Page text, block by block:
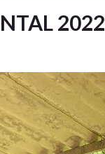
2022